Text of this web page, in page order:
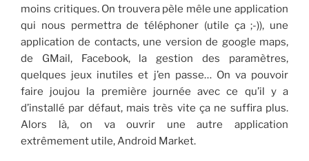
moins critiques. On trouvera pèle mêle une application
qui nous permettra de téléphoner (utile ça ;-)), une
application de contacts, une version de google maps,
de GMail, Facebook, la gestion des paramètres,
quelques jeux inutiles et j’en passe… On va pouvoir
faire joujou la première journée avec ce qu’il y a
d’installé par défaut, mais très vite ça ne suffira plus.
Alors là, on va ouvrir une autre application
extrêmement utile, Android Market.